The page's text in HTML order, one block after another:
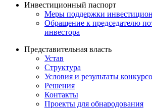
Инвестиционный паспорт
Меры поддержки
Обращение к председателю
инвестора
Представительная власть
Устав
Структура
Условия и результаты
Решения
Контакты
Проекты для обнародования